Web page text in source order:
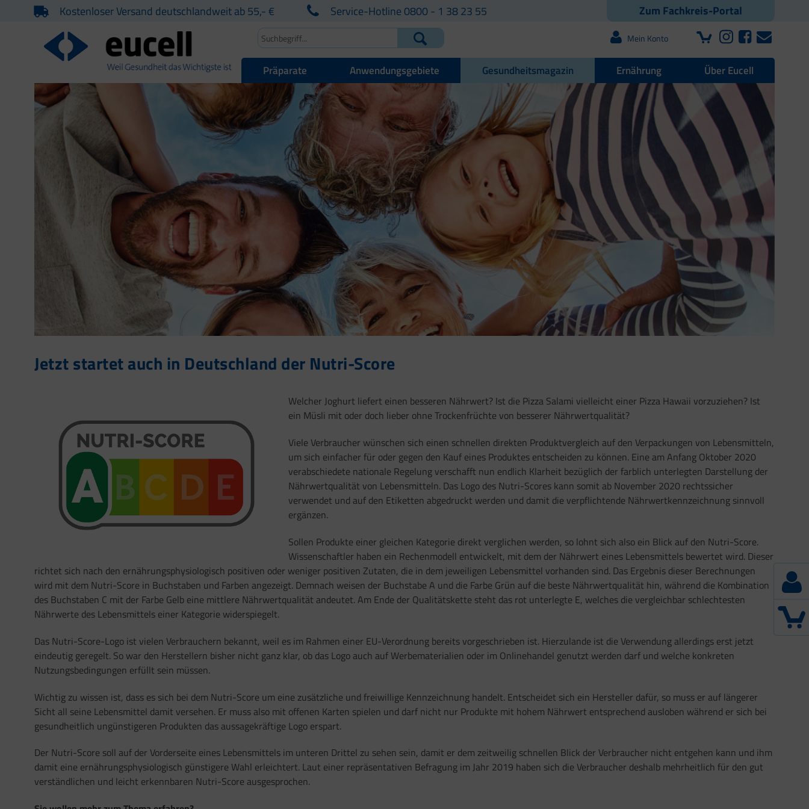
Zum Fachkreis-Portal
Kostenloser Versand deutschlandweit ab 55,- € Service-Hotline 0800 - 1 38 23 55
Mein Konto
Präparate Anwendungsgebiete Gesundheitsmagazin Ernährung Über Eucell
Jetzt startet auch in Deutschland der Nutri-Score
Welcher Joghurt liefert einen besseren Nährwert? Ist die Pizza Salami vielleicht einer Pizza Hawaii vorzuziehen? Ist
ein Müsli mit oder doch lieber ohne Trockenfrüchte von besserer Nährwertqualität?
Viele Verbraucher wünschen sich einen schnellen direkten Produktvergleich auf den Verpackungen von Lebensmitteln,
um sich einfacher für oder gegen den Kauf eines Produktes entscheiden zu können. Eine am Anfang Oktober 2020
verabschiedete nationale Regelung verschafft nun endlich Klarheit bezüglich der farblich unterlegten Darstellung der
Nährwertqualität von Lebensmitteln. Das Logo des Nutri-Scores kann somit ab November 2020 rechtssicher
verwendet und auf den Etiketten abgedruckt werden und damit die verpflichtende Nährwertkennzeichnung sinnvoll
ergänzen.
Sollen Produkte einer gleichen Kategorie direkt verglichen werden, so lohnt sich also ein Blick auf den Nutri-Score.
Wissenschaftler haben ein Rechenmodell entwickelt, mit dem der Nährwert eines Lebensmittels bewertet wird. Dieser
richtet sich nach den ernährungsphysiologisch positiven oder weniger positiven Zutaten, die in dem jeweiligen Lebensmittel vorhanden sind. Das Ergebnis dieser Berechnungen
wird mit dem Nutri-Score in Buchstaben und Farben angezeigt. Demnach weisen der Buchstabe A und die Farbe Grün auf die beste Nährwertqualität hin, während die Kombination
des Buchstaben C mit der Farbe Gelb eine mittlere Nährwertqualität andeutet. Am Ende der Qualitätskette steht das rot unterlegte E, welches die vergleichbar schlechtesten
Nährwerte des Lebensmittels einer Kategorie widerspiegelt.
Das Nutri-Score-Logo ist vielen Verbrauchern bekannt, weil es im Rahmen einer EU-Verordnung bereits vorgeschrieben ist. Hierzulande ist die Verwendung allerdings erst jetzt
eindeutig geregelt. So war den Herstellern bisher nicht ganz klar, ob das Logo auch auf Werbematerialien oder im Onlinehandel genutzt werden darf und welche konkreten
Nutzungsbedingungen erfüllt sein müssen.
Wichtig zu wissen ist, dass es sich bei dem Nutri-Score um eine zusätzliche und freiwillige Kennzeichnung handelt. Entscheidet sich ein Hersteller dafür, so muss er auf längerer
Sicht all seine Lebensmittel damit versehen. Er muss also mit offenen Karten spielen und darf nicht nur Produkte mit hohem Nährwert entsprechend ausloben während er sich bei
gesundheitlich ungünstigeren Produkten das aussagekräftige Logo erspart.
Der Nutri-Score soll auf der Vorderseite eines Lebensmittels im unteren Drittel zu sehen sein, damit er dem zeitweilig schnellen Blick der Verbraucher nicht entgehen kann und ihm
damit eine ernährungsphysiologisch günstigere Wahl erleichtert. Laut einer repräsentativen Befragung im Jahr 2019 haben sich die Verbraucher deshalb mehrheitlich für den gut
verständlichen und leicht erkennbaren Nutri-Score ausgesprochen.